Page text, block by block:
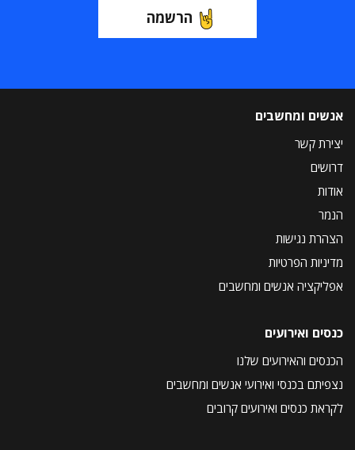
הרשמה
אנשים ומחשבים
יצירת קשר
דרושים
אודות
הנמר
הצהרת נגישות
מדיניות הפרטיות
אפליקציה אנשים ומחשבים
כנסים ואירועים
הכנסים והאירועים שלנו
נצפיתם בכנסי ואירועי אנשים ומחשבים
לקראת כנסים ואירועים קרובים